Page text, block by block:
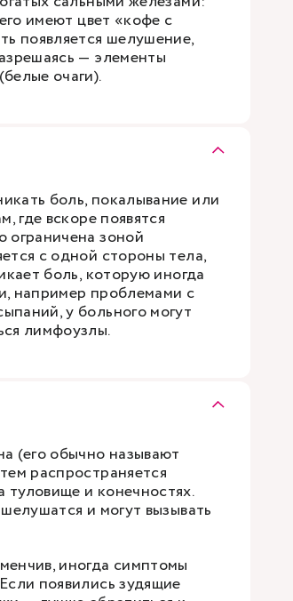
имеют цвет «кофе с
появляется шелушение,
— элементы
очаги).
боль, покалывание или
где вскоре появятся
ограничена зоной
с одной стороны тела,
боль, которую иногда
например проблемами с
у больного могут
лимфоузлы.
(его обычно называют
распространяется
и конечностях.
и могут вызывать
иногда симптомы
появились зудящие